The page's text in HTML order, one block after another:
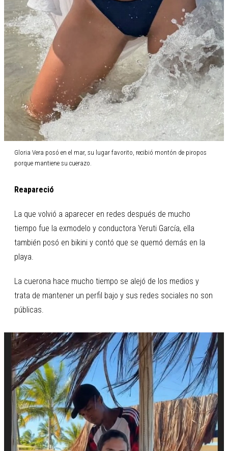
Gloria Vera posó en el mar, su lugar favorito, recibió montón de piropos
porque mantiene su cuerazo.
Reapareció
La que volvió a aparecer en redes después de mucho
tiempo fue la exmodelo y conductora Yeruti García, ella
también posó en bikini y contó que se quemó demás en la
playa.
La cuerona hace mucho tiempo se alejó de los medios y
trata de mantener un perfil bajo y sus redes sociales no son
públicas.